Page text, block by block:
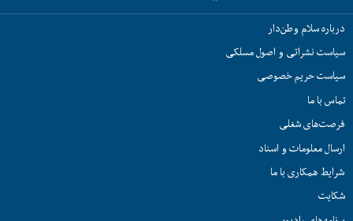
درباره سلام وطن‌دار
سیاست نشراتی و اصول مسلکی
سیاست حریم خصوصی
تماس با ما
فرصت‌های شغلی
ارسال معلومات و اسناد
شرایط همکاری با ما
شکایت